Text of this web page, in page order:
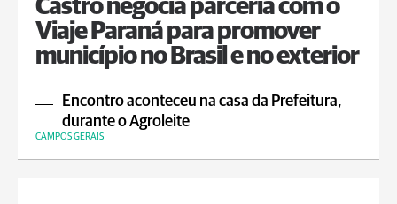
Castro negocia parceria com o
Viaje Paraná para promover
município no Brasil e no exterior
Encontro aconteceu na casa da Prefeitura,
durante o Agroleite
CAMPOS GERAIS